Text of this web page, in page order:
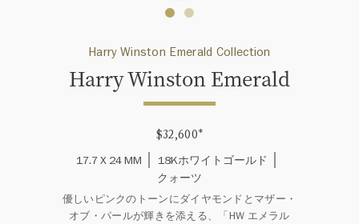
Harry Winston Emerald Collection
Harry Winston Emerald
$32,600*
17.7 X 24 MM
18Kホワイトゴールド
クォーツ
優しいピンクのトーンにダイヤモンドとマザー・
オブ・パールが輝きを添える、「HW エメラル